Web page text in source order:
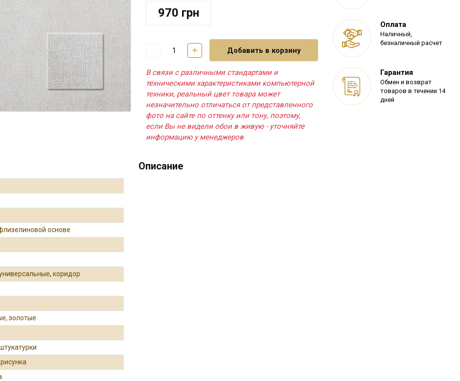
970 грн
Добавить в корзину
В связи с различными стандартами и
техническими характеристиками компьютерной
техники, реальный цвет товара может
незначительно отличаться от представленного
фото на сайте по оттенку или тону, поэтому,
если Вы не видели обои в живую - уточняйте
информацию у менеджеров
Оплата
Наличный,
безналичный расчет
Гарантия
Обмен и возврат
товаров в течении 14
дней
основе
,коридор
золотые
Описание